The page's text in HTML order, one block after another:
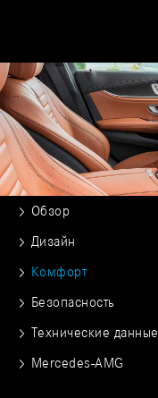
Обзор
Дизайн
Комфорт
Безопасность
Технические данные
Mercedes-AMG